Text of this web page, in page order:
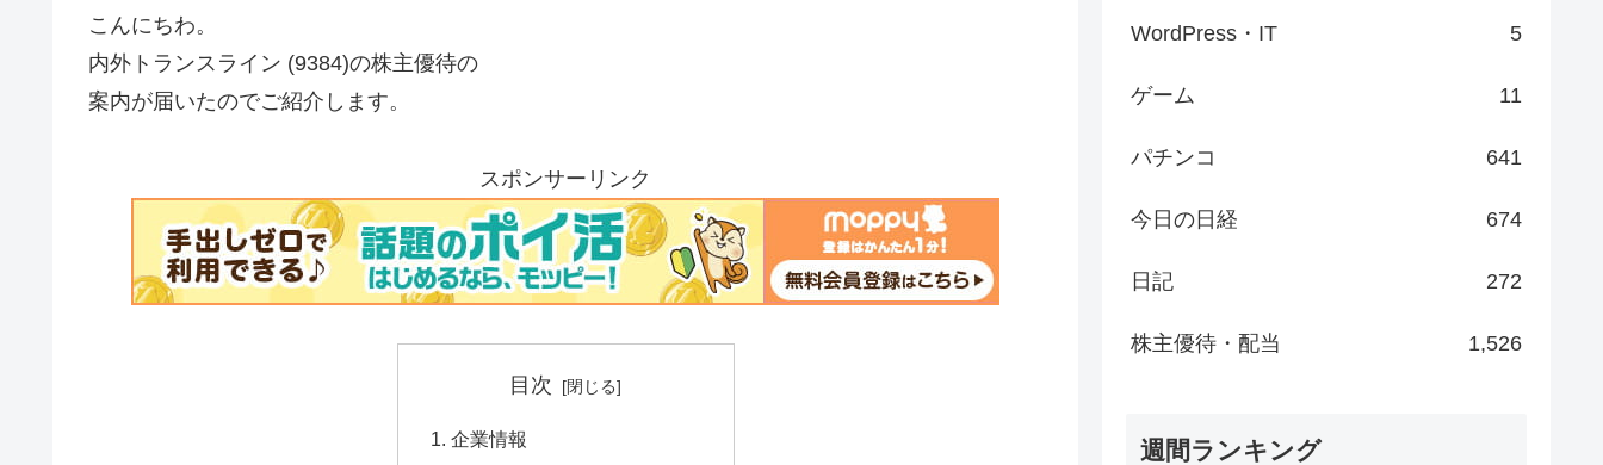
こんにちわ。
内外トランスライン (9384)の株主優待の
案内が届いたのでご紹介します。
スポンサーリンク
目次
企業情報
WordPress・IT 5
ゲーム 11
パチンコ 641
今日の日経 674
日記 272
株主優待・配当 1,526
週間ランキング